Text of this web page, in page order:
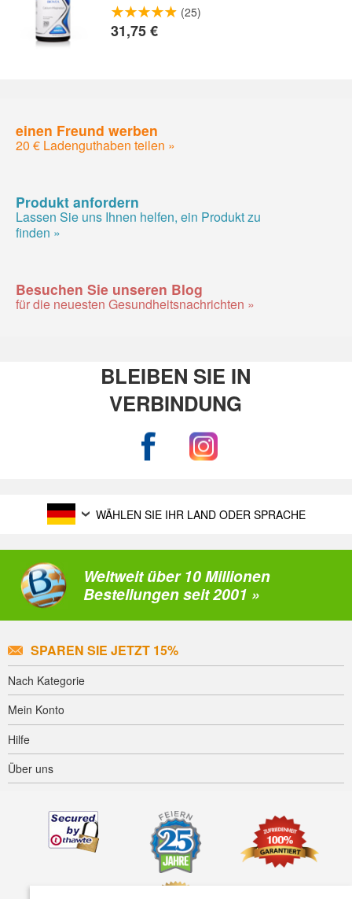
(25)
31,75 €
einen Freund werben
20 € Ladenguthaben teilen »
Produkt anfordern
Lassen Sie uns Ihnen helfen, ein Produkt zu
finden »
Besuchen Sie unseren Blog
für die neuesten Gesundheitsnachrichten »
BLEIBEN SIE IN
VERBINDUNG
WÄHLEN SIE IHR LAND ODER SPRACHE
Weltweit über 10 Millionen
Bestellungen seit 2001 »
SPAREN SIE JETZT 15%
Nach Kategorie
Mein Konto
Hilfe
Über uns